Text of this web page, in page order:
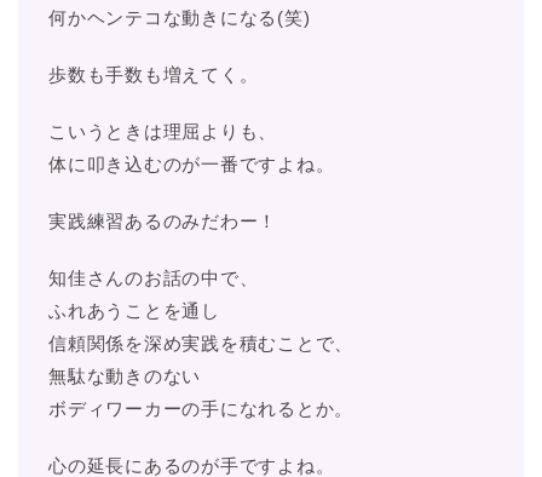
何かヘンテコな動きになる(笑)
歩数も手数も増えてく。
こいうときは理屈よりも、
体に叩き込むのが一番ですよね。
実践練習あるのみだわー！
知佳さんのお話の中で、
ふれあうことを通し
信頼関係を深め実践を積むことで、
無駄な動きのない
ボディワーカーの手になれるとか。
心の延長にあるのが手ですよね。